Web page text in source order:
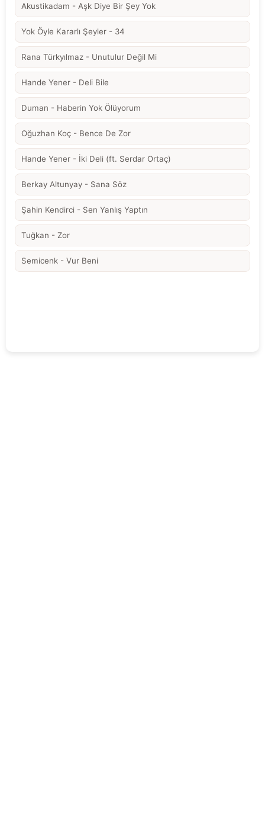
Akustikadam - Aşk Diye Bir Şey Yok
Yok Öyle Kararlı Şeyler - 34
Rana Türkyılmaz - Unutulur Değil Mi
Hande Yener - Deli Bile
Duman - Haberin Yok Ölüyorum
Oğuzhan Koç - Bence De Zor
Hande Yener - İki Deli (ft. Serdar Ortaç)
Berkay Altunyay - Sana Söz
Şahin Kendirci - Sen Yanlış Yaptın
Tuğkan - Zor
Semicenk - Vur Beni